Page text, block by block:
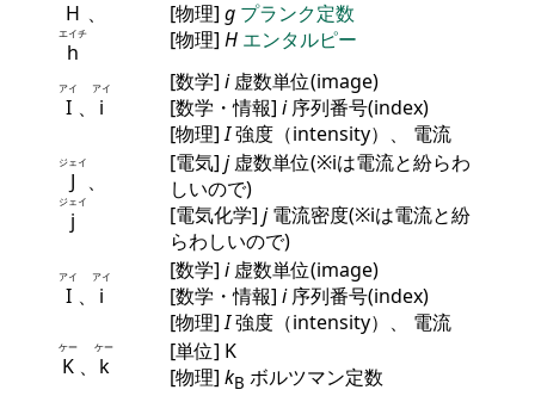
H 、
h
エイチ
[物理] g プランク定数
[物理] H エンタルピー
I
アイ
、 i
アイ [数学] i虚数単位(image)
[数学・情報] i序列番号(index)
[物理]I強度（intensity）、 電流
J
ジェイ
、
j
ジェイ
[電気] j虚数単位(※iは電流と紛らわ
しいので)
[電気化学] j電流密度(※iは電流と紛
らわしいので)
I
アイ
、 i
アイ [数学] i虚数単位(image)
[数学・情報] i序列番号(index)
[物理]I強度（intensity）、 電流
K
ケー
、 k
ケー
[単位] K
[物理] kB ボルツマン定数